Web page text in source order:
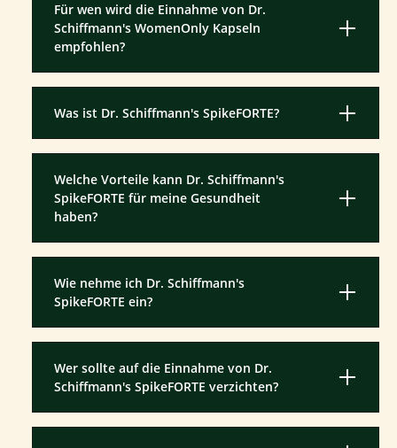
Für wen wird die Einnahme von Dr.
Schiffmann's WomenOnly Kapseln
empfohlen?
Was ist Dr. Schiffmann's SpikeFORTE?
Welche Vorteile kann Dr. Schiffmann's
SpikeFORTE für meine Gesundheit
haben?
Wie nehme ich Dr. Schiffmann's
SpikeFORTE ein?
Wer sollte auf die Einnahme von Dr.
Schiffmann's SpikeFORTE verzichten?